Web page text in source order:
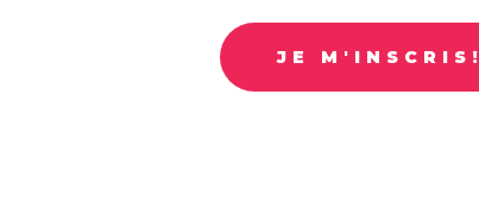
JE M'INSCRIS!